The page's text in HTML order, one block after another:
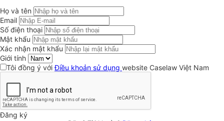
Họ và tên
Email
Số điện thoại
Mật khẩu
Xác nhận mật khẩu
Giới tính
Tôi đồng ý vớiĐiều khoản sử dụng website Caselaw Việt Nam
Đăng ký